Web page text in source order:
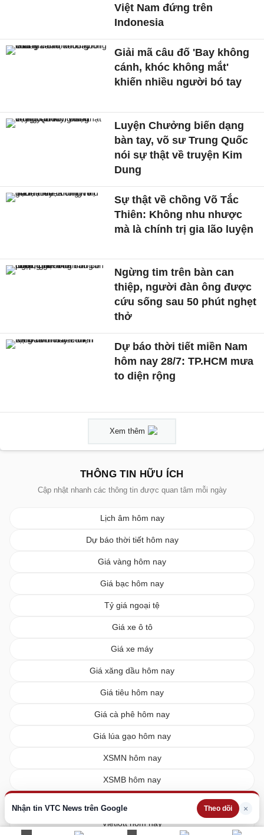
Nhận tin VTC News trên Google Theo dõi ×
Việt Nam đứng trên
Indonesia
Giải mã câu đố 'Bay không
cánh, khóc không mắt'
khiến nhiều người bó tay
Luyện Chưởng biến dạng
bàn tay, võ sư Trung Quốc
nói sự thật về truyện Kim
Dung
Sự thật về chồng Võ Tắc
Thiên: Không nhu nhược
mà là chính trị gia lão luyện
Ngừng tim trên bàn can
thiệp, người đàn ông được
cứu sống sau 50 phút nghẹt
thở
Dự báo thời tiết miền Nam
hôm nay 28/7: TP.HCM mưa
to diện rộng
Xem thêm
THÔNG TIN HỮU ÍCH
Cập nhật nhanh các thông tin được quan tâm mỗi ngày
Lịch âm hôm nay
Dự báo thời tiết hôm nay
Giá vàng hôm nay
Giá bạc hôm nay
Tỷ giá ngoại tệ
Giá xe ô tô
Giá xe máy
Giá xăng dầu hôm nay
Giá tiêu hôm nay
Giá cà phê hôm nay
Giá lúa gạo hôm nay
XSMN hôm nay
XSMB hôm nay
Vietlott hôm nay